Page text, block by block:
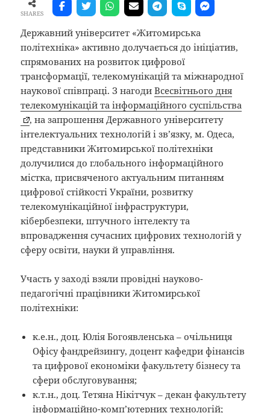
SHARES
Державний університет «Житомирська
політехніка» активно долучається до ініціатив,
спрямованих на розвиток цифрової
трансформації, телекомунікацій та міжнародної
наукової співпраці.З нагодиВсесвітнього дня
телекомунікацій та інформаційного суспільства
, на запрошення Державного університету
інтелектуальних технологій і зв’язку, м. Одеса,
представники Житомирської політехніки
долучилися до глобального інформаційного
містка, присвяченого актуальним питанням
цифрової стійкості України, розвитку
телекомунікаційної інфраструктури,
кібербезпеки, штучного інтелекту та
впровадження сучасних цифрових технологій у
сферу освіти, науки й управління.
Участь у заході взяли провідні науково-
педагогічні працівники Житомирської
політехніки:
к.е.н., доц. Юлія Богоявленська – очільниця
Офісу фандрейзингу, доцент кафедри фінансів
та цифрової економіки факультету бізнесу та
сфери обслуговування;
к.т.н., доц. Тетяна Нікітчук – декан факультету
інформаційно-комп’ютерних технологій;